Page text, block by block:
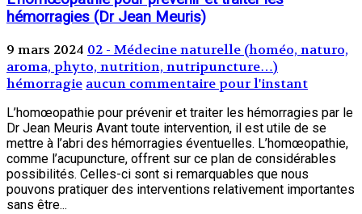
hémorragies (Dr Jean Meuris)
9 mars 2024 02 - Médecine naturelle (homéo, naturo,
aroma, phyto, nutrition, nutripuncture…)
hémorragie aucun commentaire pour l'instant
L’homœopathie pour prévenir et traiter les hémorragies par le
Dr Jean Meuris Avant toute intervention, il est utile de se
mettre à l’abri des hémorragies éventuelles. L’homœopathie,
comme l’acupuncture, offrent sur ce plan de considérables
possibilités. Celles-ci sont si remarquables que nous
pouvons pratiquer des interventions relativement importantes
sans être...